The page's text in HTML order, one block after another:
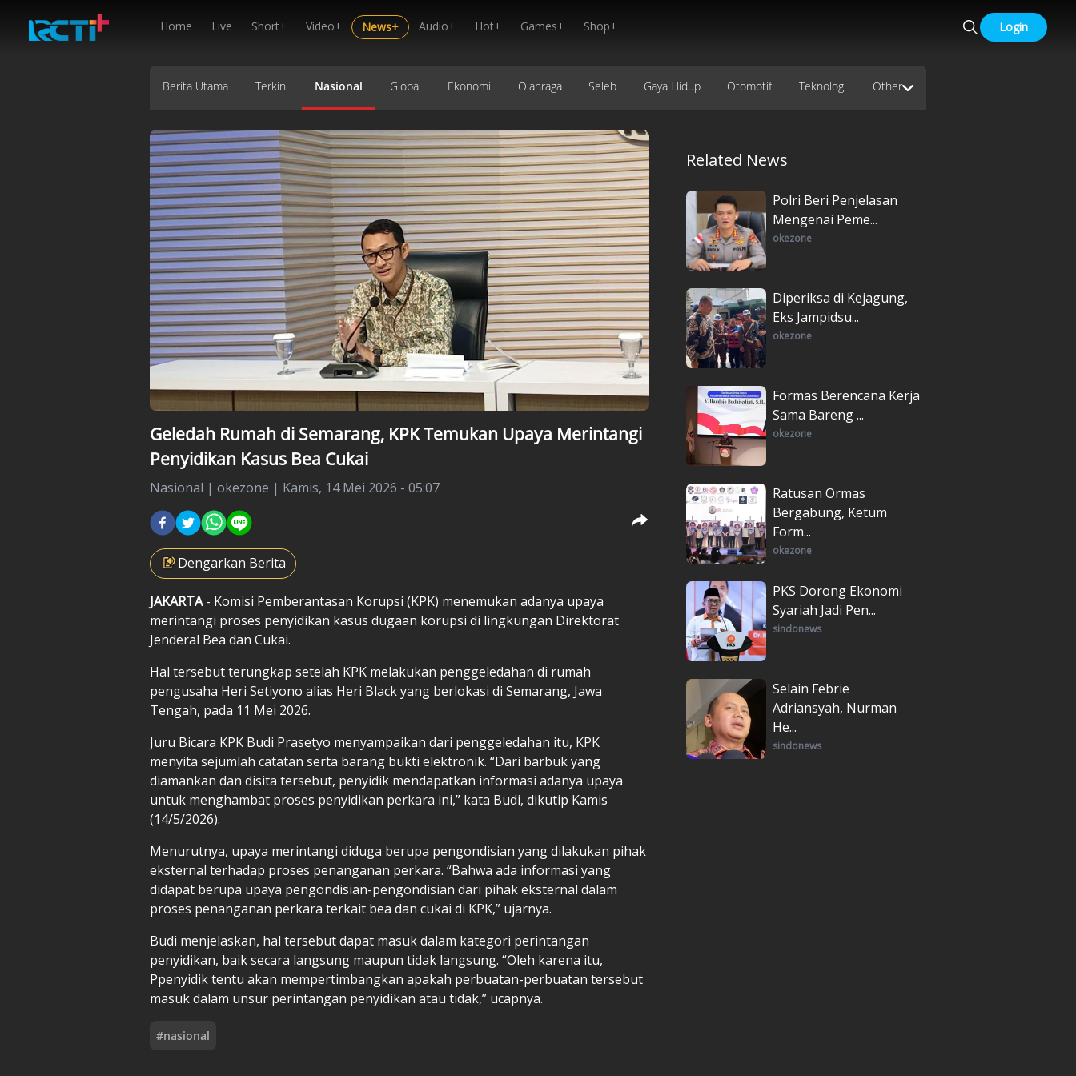
Home Live Short+ Video+ News+ Audio+ Hot+ Games+ Shop+ Login
Berita Utama Terkini Nasional Global Ekonomi Olahraga Seleb Gaya Hidup Otomotif Teknologi Other
Geledah Rumah di Semarang, KPK Temukan Upaya Merintangi
Penyidikan Kasus Bea Cukai
Nasional | okezone | Kamis, 14 Mei 2026 - 05:07
Dengarkan Berita
JAKARTA- Komisi Pemberantasan Korupsi (KPK) menemukan adanya upaya
merintangi proses penyidikan kasus dugaan korupsi di lingkungan Direktorat
Jenderal Bea dan Cukai.
Hal tersebut terungkap setelah KPK melakukan penggeledahan di rumah
pengusaha Heri Setiyono alias Heri Black yang berlokasi di Semarang, Jawa
Tengah, pada 11 Mei 2026.
Juru Bicara KPK Budi Prasetyo menyampaikan dari penggeledahan itu, KPK
menyita sejumlah catatan serta barang bukti elektronik. “Dari barbuk yang
diamankan dan disita tersebut, penyidik mendapatkan informasi adanya upaya
untuk menghambat proses penyidikan perkara ini,” kata Budi, dikutip Kamis
(14/5/2026).
Menurutnya, upaya merintangi diduga berupa pengondisian yang dilakukan pihak
eksternal terhadap proses penanganan perkara. “Bahwa ada informasi yang
didapat berupa upaya pengondisian-pengondisian dari pihak eksternal dalam
proses penanganan perkara terkait bea dan cukai di KPK,” ujarnya.
Budi menjelaskan, hal tersebut dapat masuk dalam kategori perintangan
penyidikan, baik secara langsung maupun tidak langsung. “Oleh karena itu,
Ppenyidik tentu akan mempertimbangkan apakah perbuatan-perbuatan tersebut
masuk dalam unsur perintangan penyidikan atau tidak,” ucapnya.
#nasional
Related News
Polri Beri Penjelasan
Mengenai Peme...
okezone
Diperiksa di Kejagung,
Eks Jampidsu...
okezone
Formas Berencana Kerja
Sama Bareng ...
okezone
Ratusan Ormas
Bergabung, Ketum
Form...
okezone
PKS Dorong Ekonomi
Syariah Jadi Pen...
sindonews
Selain Febrie
Adriansyah, Nurman
He...
sindonews